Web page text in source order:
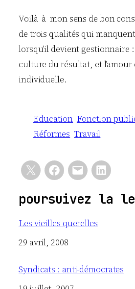
Voilà à mon sens de bon
de trois qualités qui
lorsqu’il devient gestionnaire
culture du résultat, et l’amour
individuelle.
Education Fonction
Réformes Travail
poursuivez la
Les vieilles querelles
Date
29 avril, 2008
Syndicats : anti-démocrates